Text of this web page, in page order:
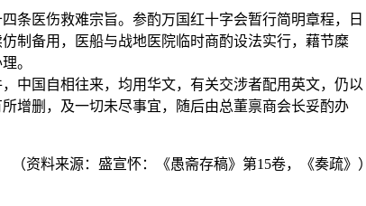
医伤救难宗旨。参酌万国红十字会暂行简明章程，日
制备用，医船与战地医院临时商酌设法实行，藉节糜
。
国自相往来，均用华文，有关交涉者配用英文，仍以
增删，及一切未尽事宜，随后由总董禀商会长妥酌办
（资料来源：盛宣怀：《愚斋存稿》第15卷，《奏疏》）